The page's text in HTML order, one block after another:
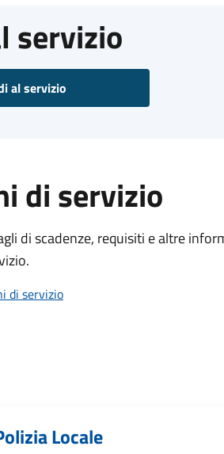
servizio
al servizio
di servizio
di scadenze, requisiti e altre
di servizio
Locale